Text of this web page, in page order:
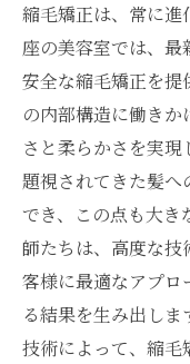
能性
銀座の美
銀座で試
銀座美容
縮毛矯正で髪
たち
銀座の縮
ルの技
髪質改善
ク
縮毛矯正は、常に進
座の美容室では、
安全な縮毛矯正を提
の内部構造に働き
さと柔らかさを実
題視されてきた髪へ
でき、この点も大
師たちは、高度な技
客様に最適なアプロ
る結果を生み出しま
技術によって、縮毛